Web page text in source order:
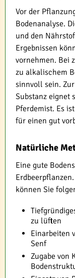
Vor der
Bodenanalyse.
und den
Ergebnissen
vornehmen. Bei
zu alkalischem
sinnvoll sein.
Substanz eignet
Pferdemist. Es
für einen gut
Natürliche
Eine gute
können Sie
zu lüften
Einarbeiten
Senf
Zugabe von